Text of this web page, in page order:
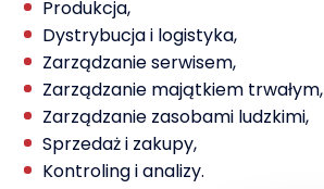
Produkcja,
Dystrybucja i logistyka,
Zarządzanie serwisem,
Zarządzanie majątkiem trwałym,
Zarządzanie zasobami ludzkimi,
Sprzedaż i zakupy,
Kontroling i analizy.